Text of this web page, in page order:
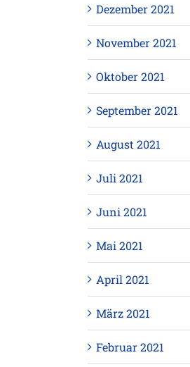
Dezember 2021
November 2021
Oktober 2021
September 2021
August 2021
Juli 2021
Juni 2021
Mai 2021
April 2021
März 2021
Februar 2021